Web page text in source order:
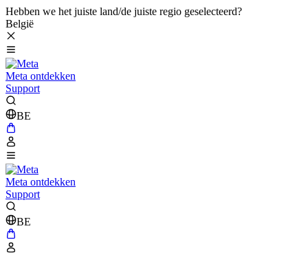
Hebben we het juiste land/de juiste regio geselecteerd?
België
Meta ontdekken
Support
BE
Meta ontdekken
Support
BE